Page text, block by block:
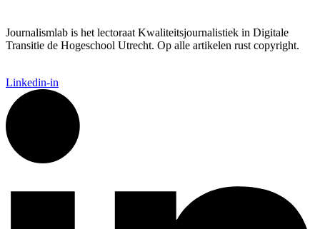
Journalismlab is het lectoraat Kwaliteitsjournalistiek in Digitale
Transitie de Hogeschool Utrecht. Op alle artikelen rust copyright.
Linkedin-in